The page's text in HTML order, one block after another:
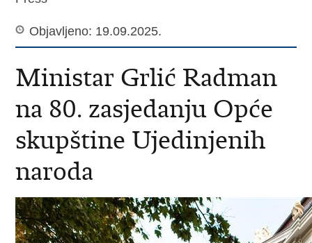
Objavljeno: 19.09.2025.
Ministar Grlić Radman
na 80. zasjedanju Opće
skupštine Ujedinjenih
naroda